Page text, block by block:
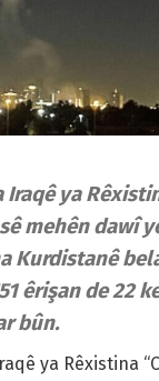
ya
mehên dawî
Kurdistanê
êrişan de 22
bûn.
ya Rêxistina